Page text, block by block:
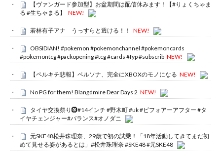
【ヴァンガード参加型】お盆期間は配信休みます！【#りょくちゃま
る #生ちゃまる】
NEW!
若林有子アナ うっすらと透ける！！ NEW!
OBSIDIAN! #pokemon #pokemonchannel #pokemoncards
#pokemontcg #packopening #tcg #cards #fyp #subscrib NEW!
【ペルキチ悲報】ペルソナ、完全にXBOXのモノになる NEW!
No PG for them! Blangdmire Dear Days 2 NEW!
タイヤ交換祭り🛞#14インチ #野木町 #uk #ビフォアーアフター #タ
イヤチェンジャー#バランス#オノダニ
元SKE48松井珠理奈、29歳で初の試乗！「18年活動してきてまだ初
めて見せる姿があるとは」#松井珠理奈 #SKE48 #元SKE48